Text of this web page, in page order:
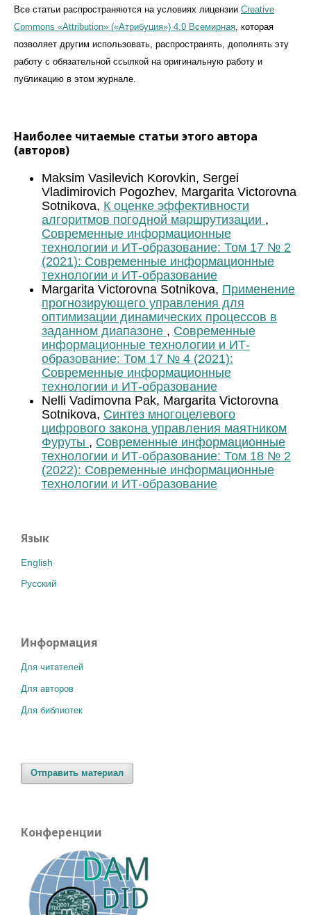
Все статьи распространяются на условиях лицензии Creative
Commons «Attribution» («Атрибуция») 4.0 Всемирная, которая
позволяет другим использовать, распространять, дополнять эту
работу с обязательной ссылкой на оригинальную работу и
публикацию в этом журналe.
Наиболее читаемые статьи этого автора
(авторов)
Maksim Vasilevich Korovkin, Sergei
Vladimirovich Pogozhev, Margarita Victorovna
Sotnikova, К оценке эффективности
алгоритмов погодной маршрутизации ,
Современные информационные
технологии и ИТ-образование: Том 17 № 2
(2021): Современные информационные
технологии и ИТ-образование
Margarita Victorovna Sotnikova, Применение
прогнозирующего управления для
оптимизации динамических процессов в
заданном диапазоне , Современные
информационные технологии и ИТ-
образование: Том 17 № 4 (2021):
Современные информационные
технологии и ИТ-образование
Nelli Vadimovna Pak, Margarita Victorovna
Sotnikova, Синтез многоцелевого
цифрового закона управления маятником
Фуруты , Современные информационные
технологии и ИТ-образование: Том 18 № 2
(2022): Современные информационные
технологии и ИТ-образование
Язык
English
Русский
Информация
Для читателей
Для авторов
Для библиотек
Отправить материал
Конференции